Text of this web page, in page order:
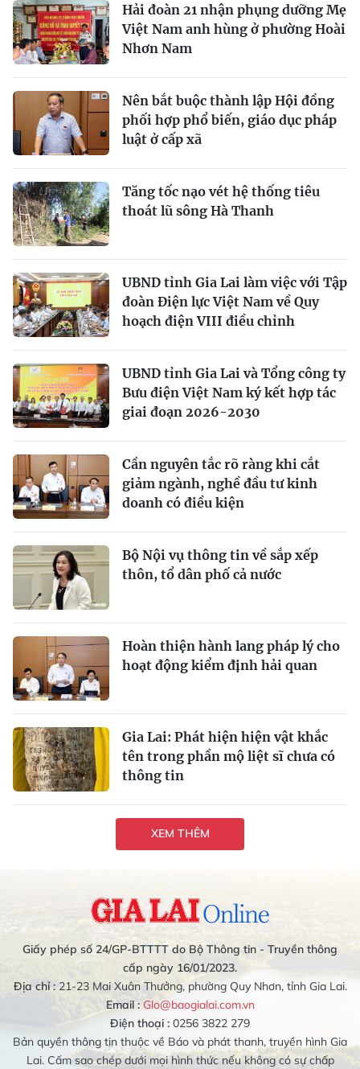
Hải đoàn 21 nhận phụng dưỡng Mẹ
Việt Nam anh hùng ở phường Hoài
Nhơn Nam
Nên bắt buộc thành lập Hội đồng
phối hợp phổ biến, giáo dục pháp
luật ở cấp xã
Tăng tốc nạo vét hệ thống tiêu
thoát lũ sông Hà Thanh
UBND tỉnh Gia Lai làm việc với Tập
đoàn Điện lực Việt Nam về Quy
hoạch điện VIII điều chỉnh
UBND tỉnh Gia Lai và Tổng công ty
Bưu điện Việt Nam ký kết hợp tác
giai đoạn 2026-2030
Cần nguyên tắc rõ ràng khi cắt
giảm ngành, nghề đầu tư kinh
doanh có điều kiện
Bộ Nội vụ thông tin về sắp xếp
thôn, tổ dân phố cả nước
Hoàn thiện hành lang pháp lý cho
hoạt động kiểm định hải quan
Gia Lai: Phát hiện hiện vật khắc
tên trong phần mộ liệt sĩ chưa có
thông tin
XEM THÊM
Giấy phép số 24/GP-BTTTT do Bộ Thông tin - Truyền thông
cấp ngày 16/01/2023.
Địa chỉ :21-23 Mai Xuân Thưởng, phường Quy Nhơn, tỉnh Gia Lai.
Email : Glo@baogialai.com.vn
Điện thoại : 0256 3822 279
Bản quyền thông tin thuộc về Báo và phát thanh, truyền hình Gia
Lai. Cấm sao chép dưới mọi hình thức nếu không có sự chấp